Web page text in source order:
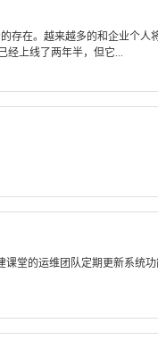
存在。越来越多的和企业个人
经上线了两年半，但它...
堂的运维团队定期更新系统